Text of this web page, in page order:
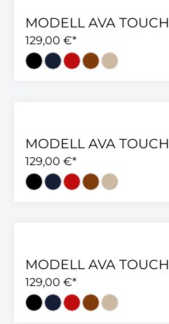
MODELL AVA TOUCH
129,00 €*
MODELL AVA TOUCH
129,00 €*
MODELL AVA TOUCH
129,00 €*